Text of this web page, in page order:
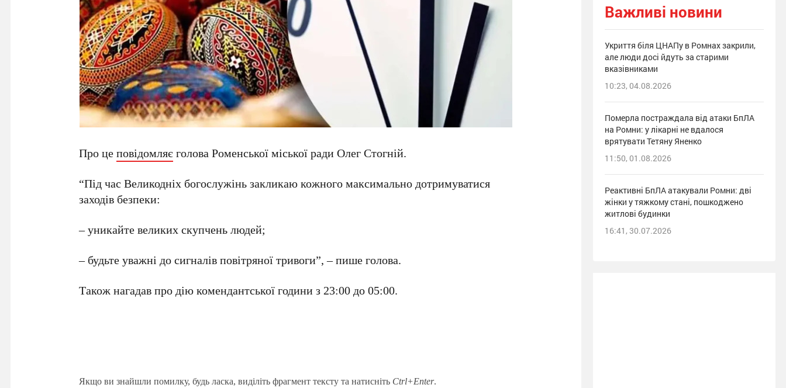
Про цеповідомляє голова Роменської міської ради Олег Стогній.
“Під час Великодніх богослужінь закликаю кожного максимально дотримуватися
заходів безпеки:
– уникайте великих скупчень людей;
– будьте уважні до сигналів повітряної тривоги”, – пише голова.
Також нагадав про дію комендантської години з 23:00 до 05:00.
Якщо ви знайшли помилку, будь ласка, виділіть фрагмент тексту та натисніть Ctrl+Enter.
Важливі новини
Укриття біля ЦНАПу в Ромнах закрили,
але люди досі йдуть за старими
вказівниками
10:23, 04.08.2026
Померла постраждала від атаки БпЛА
на Ромни: у лікарні не вдалося
врятувати Тетяну Яненко
11:50, 01.08.2026
Реактивні БпЛА атакували Ромни: дві
жінки у тяжкому стані, пошкоджено
житлові будинки
16:41, 30.07.2026